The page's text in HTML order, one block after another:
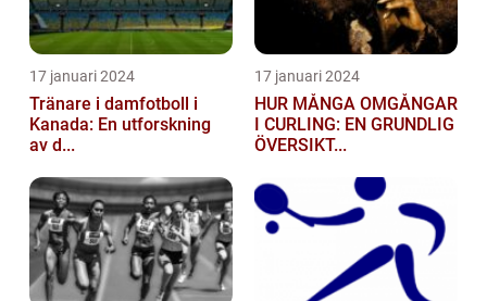
17 januari 2024
Tränare i damfotboll i
Kanada: En utforskning
av d...
17 januari 2024
HUR MÅNGA OMGÅNGAR
I CURLING: EN GRUNDLIG
ÖVERSIKT...